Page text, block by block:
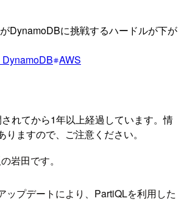
DynamoDBに挑戦するハードルが下が
AWS
れてから1年以上経過しています。情
ますので、ご注意ください。
岩田です。
ップデートにより、PartiQLを利用した